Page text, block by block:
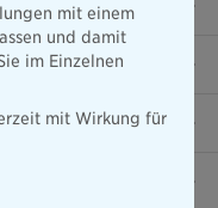
mit einem
und damit
im Einzelnen
mit Wirkung für